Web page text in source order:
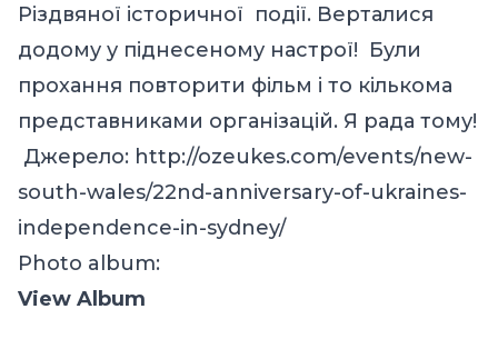
Різдвяної історичної події. Верталися
додому у піднесеному настрої! Були
прохання повторити фільм і то кількома
представниками організацій. Я рада тому!
Джерело: http://ozeukes.com/events/new-
south-wales/22nd-anniversary-of-ukraines-
independence-in-sydney/
Photo album:
View Album